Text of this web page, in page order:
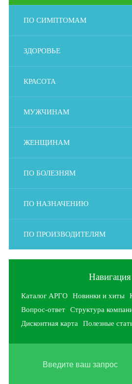
ПО СИМПТОМАМ
ЗДОРОВЬЕ
КРАСОТА
МУЖЧИНАМ
ЖЕНЩИНАМ
ПО БОЛЕЗНЯМ
ПО НАЗНАЧЕНИЮ
ПО ПРОИЗВОДИТЕЛЯМ
Навигация
Каталог АРГО Новинки и хиты
Вопрос-ответ
Структура
Дисконтная карта
Полезные